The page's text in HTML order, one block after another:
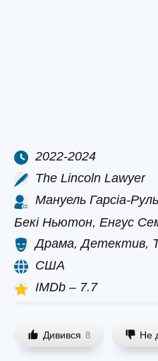
2022-2024
The Lincoln Lawyer
Мануель Гарсіа-
Бекі Ньютон, Енгус
Драма, Детектив,
США
IMDb – 7.7
Дивився 8 Не